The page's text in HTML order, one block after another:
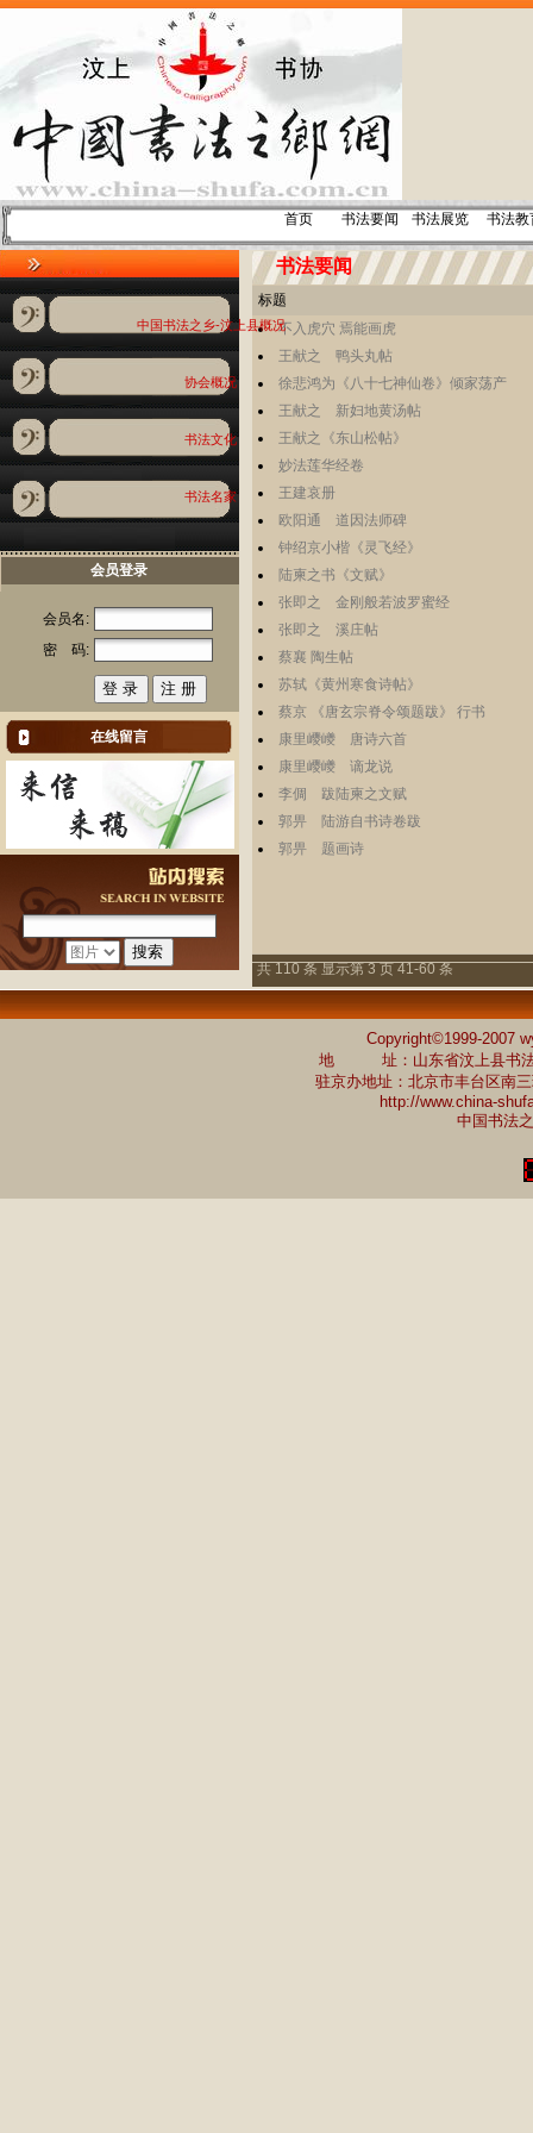
首页 书法要闻 书法展览 书法教
中国书法之乡-汶上县概况
协会概况
书法文化
书法名家
会员登录
会员名:
密 码:
在线留言
书法要闻
标题
不入虎穴 焉能画虎
王献之 鸭头丸帖
徐悲鸿为《八十七神仙卷》倾家荡产
王献之 新妇地黄汤帖
王献之《东山松帖》
妙法莲华经卷
王建哀册
欧阳通 道因法师碑
钟绍京小楷《灵飞经》
陆柬之书《文赋》
张即之 金刚般若波罗蜜经
张即之 溪庄帖
蔡襄 陶生帖
苏轼《黄州寒食诗帖》
蔡京 《唐玄宗脊令颂题跋》 行书
康里巎巙 唐诗六首
康里巎巙 谪龙说
李倜 跋陆柬之文赋
郭畀 陆游自书诗卷跋
郭畀 题画诗
共 110 条 显示第 3 页 41-60 条
Copyright©1999-2007
地 址：山东省汶上县书法
驻京办地址：北京市丰台区南
http://www.china-
中国书法之